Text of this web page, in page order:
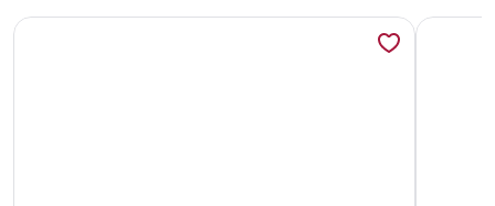
Mais informações sobre Apto Caldas Novas, conforto e
Mais